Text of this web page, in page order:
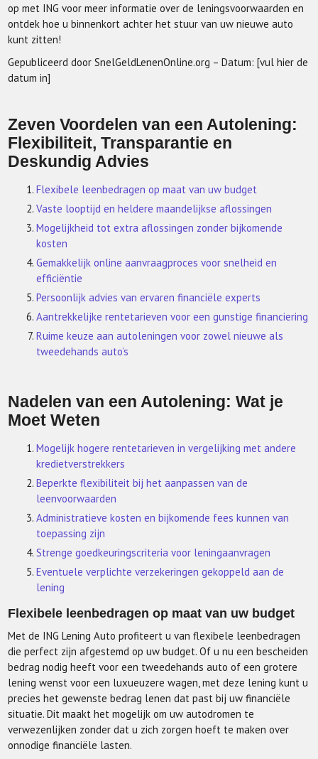
op met ING voor meer informatie over de leningsvoorwaarden en
ontdek hoe u binnenkort achter het stuur van uw nieuwe auto
kunt zitten!
Gepubliceerd door SnelGeldLenenOnline.org – Datum: [vul hier de
datum in]
Zeven Voordelen van een Autolening:
Flexibiliteit, Transparantie en
Deskundig Advies
Flexibele leenbedragen op maat van uw budget
Vaste looptijd en heldere maandelijkse aflossingen
Mogelijkheid tot extra aflossingen zonder bijkomende
kosten
Gemakkelijk online aanvraagproces voor snelheid en
efficiëntie
Persoonlijk advies van ervaren financiële experts
Aantrekkelijke rentetarieven voor een gunstige financiering
Ruime keuze aan autoleningen voor zowel nieuwe als
tweedehands auto’s
Nadelen van een Autolening: Wat je
Moet Weten
Mogelijk hogere rentetarieven in vergelijking met andere
kredietverstrekkers
Beperkte flexibiliteit bij het aanpassen van de
leenvoorwaarden
Administratieve kosten en bijkomende fees kunnen van
toepassing zijn
Strenge goedkeuringscriteria voor leningaanvragen
Eventuele verplichte verzekeringen gekoppeld aan de
lening
Flexibele leenbedragen op maat van uw budget
Met de ING Lening Auto profiteert u van flexibele leenbedragen
die perfect zijn afgestemd op uw budget. Of u nu een bescheiden
bedrag nodig heeft voor een tweedehands auto of een grotere
lening wenst voor een luxueuzere wagen, met deze lening kunt u
precies het gewenste bedrag lenen dat past bij uw financiële
situatie. Dit maakt het mogelijk om uw autodromen te
verwezenlijken zonder dat u zich zorgen hoeft te maken over
onnodige financiële lasten.